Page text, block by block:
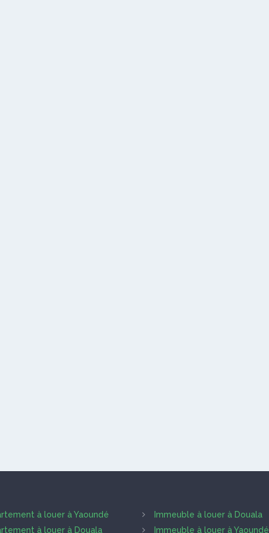
à louer à Yaoundé
à louer à Douala
Immeuble à louer à Douala
Immeuble à louer à Yaoundé